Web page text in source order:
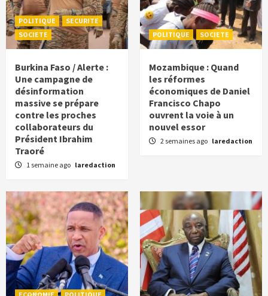
POLITIQUE
SECURITE
SOCIETE
Burkina Faso / Alerte :
Une campagne de
désinformation
massive se prépare
contre les proches
collaborateurs du
Président Ibrahim
Traoré
1 semaine ago laredaction
POLITIQUE SOCIETE
Mozambique : Quand
les réformes
économiques de Daniel
Francisco Chapo
ouvrent la voie à un
nouvel essor
2 semaines ago laredaction